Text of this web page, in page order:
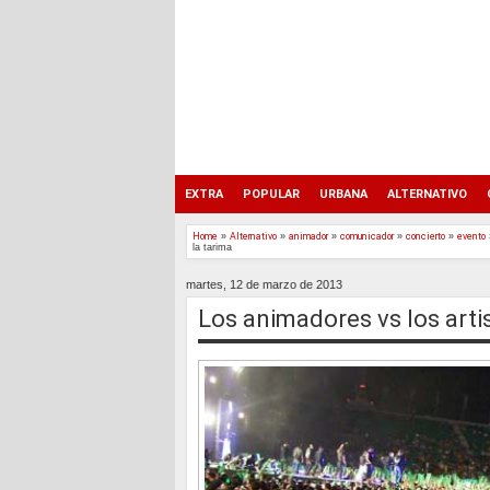
EXTRA POPULAR URBANA ALTERNATIVO
Home » Alternativo » animador» comunicador» concierto » evento
la tarima
martes, 12 de marzo de 2013
Los animadores vs los